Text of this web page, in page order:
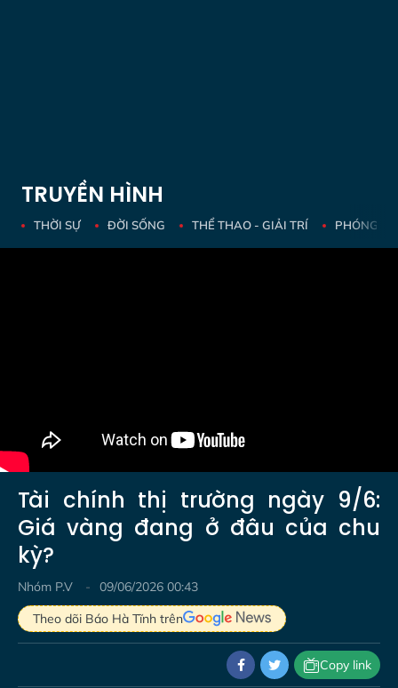
TRUYỀN HÌNH
THỜI SỰ ĐỜI SỐNG THỂ THAO - GIẢI TRÍ PHÓNG
Tài chính thị trường ngày 9/6:
Giá vàng đang ở đâu của chu
kỳ?
Nhóm P.V
09/06/2026 00:43
Theo dõi Báo Hà Tĩnh trên
Copy link